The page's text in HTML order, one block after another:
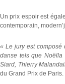
Un prix espoir est
contemporain,
« Le jury est composé
danse tels que Noëlla
Siard, Thierry
du Grand Prix de Paris.